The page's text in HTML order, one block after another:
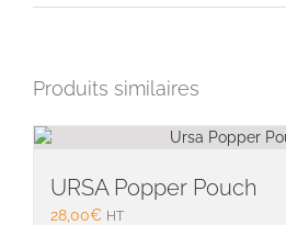
Produits similaires
URSA Popper Pouch
28,00€ HT